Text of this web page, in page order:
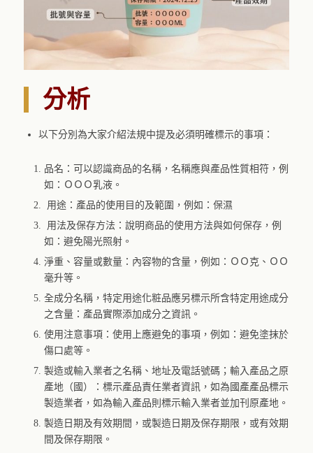
分析
以下分別為大家介紹法規中提及必須明確標示的事項：
品名：可以認識商品的名稱，名稱應與產品性質相符，例
如：ＯＯＯ乳液。
用途：產品的使用目的及範圍，例如：保濕
用法及保存方法：說明商品的使用方法與如何保存，例
如：避免陽光照射。
淨重、容量或數量：內容物的含量，例如：ＯＯ克、ＯＯ
毫升等。
全成分名稱，特定用途化粧品應另標示所含特定用途成分
之含量：產品實際添加成分之資訊。
使用注意事項：使用上應避免的事項，例如：避免塗抹於
傷口處等。
製造或輸入業者之名稱、地址及電話號碼；輸入產品之原
產地（國）：標示產品責任業者資訊，如為國產產品標示
製造業者，如為輸入產品則標示輸入業者並加刊原產地。
製造日期及有效期間，或製造日期及保存期限，或有效期
間及保存期限。